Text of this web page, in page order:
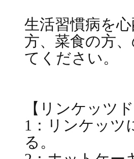
生活習慣病を
方、菜食の方
てくださ
【リンケッ
1：リンケッツ
る。